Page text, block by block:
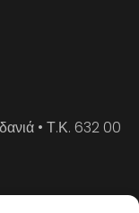
• Τ.Κ. 632 00